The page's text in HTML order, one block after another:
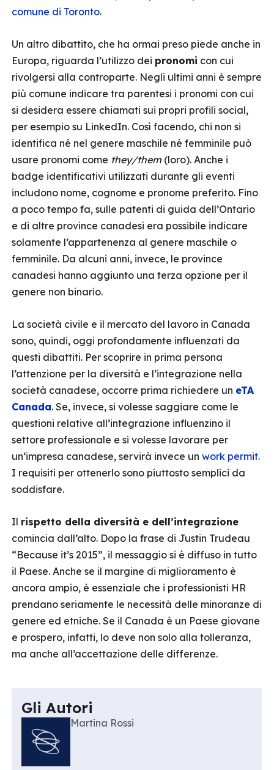
comune di Toronto.
Un altro dibattito, che ha ormai preso piede anche in
Europa, riguarda l’utilizzo dei pronomi con cui
rivolgersi alla controparte. Negli ultimi anni è sempre
più comune indicare tra parentesi i pronomi con cui
si desidera essere chiamati sui propri profili social,
per esempio su LinkedIn. Così facendo, chi non si
identifica né nel genere maschile né femminile può
usare pronomi come they/them(loro). Anche i
badge identificativi utilizzati durante gli eventi
includono nome, cognome e pronome preferito. Fino
a poco tempo fa, sulle patenti di guida dell’Ontario
e di altre province canadesi era possibile indicare
solamente l’appartenenza al genere maschile o
femminile. Da alcuni anni, invece, le province
canadesi hanno aggiunto una terza opzione per il
genere non binario.
La società civile e il mercato del lavoro in Canada
sono, quindi, oggi profondamente influenzati da
questi dibattiti. Per scoprire in prima persona
l’attenzione per la diversità e l’integrazione nella
società canadese, occorre prima richiedere un eTA
Canada. Se, invece, si volesse saggiare come le
questioni relative all’integrazione influenzino il
settore professionale e si volesse lavorare per
un’impresa canadese, servirà invece un work permit.
I requisiti per ottenerlo sono piuttosto semplici da
soddisfare.
Il rispetto della diversità e dell’integrazione
comincia dall’alto. Dopo la frase di Justin Trudeau
“Because it’s 2015”, il messaggio si è diffuso in tutto
il Paese. Anche se il margine di miglioramento è
ancora ampio, è essenziale che i professionisti HR
prendano seriamente le necessità delle minoranze di
genere ed etniche. Se il Canada è un Paese giovane
e prospero, infatti, lo deve non solo alla tolleranza,
ma anche all’accettazione delle differenze.
Gli Autori
Martina Rossi